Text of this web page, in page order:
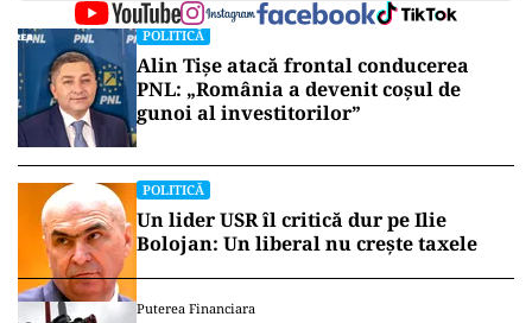
POLITICĂ
Alin Tișe atacă frontal conducerea
PNL: „România a devenit coșul de
gunoi al investitorilor”
POLITICĂ
Un lider USR îl critică dur pe Ilie
Bolojan: Un liberal nu crește taxele
Puterea Financiara